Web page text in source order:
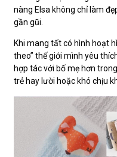
nàng Elsa không chỉ làm
gần gũi.
Khi mang tất có hình hoạt
theo” thế giới mình yêu
hợp tác với bố mẹ hơn
trẻ hay lười hoặc khó chịu